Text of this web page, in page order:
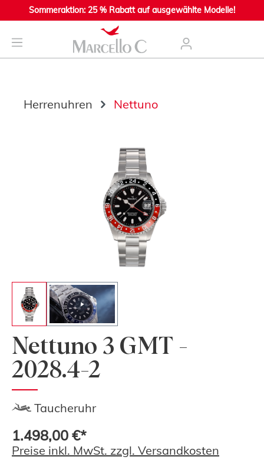
springen
Sommeraktion: 25 % Rabatt auf ausgewählte Modelle!
Herrenuhren Nettuno
Nettuno 3 GMT -
2028.4-2
Taucheruhr
1.498,00 €*
Preise inkl. MwSt. zzgl. Versandkosten